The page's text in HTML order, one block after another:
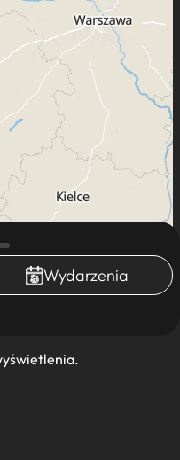
Leaflet Mapa dostęna dla K-POT ©
Wydarzenia